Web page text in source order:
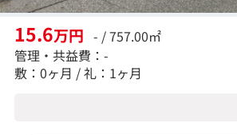
15.6万円 - / 757.00㎡
管理・共益費：-
敷：0ヶ月 / 礼：1ヶ月